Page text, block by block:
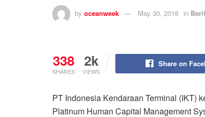
by oceanweek May 30, 2018 in
338
SHARES
2k
VIEWS
Share on
PT Indonesia Kendaraan Terminal (IKT)
Platinum Human Capital Management